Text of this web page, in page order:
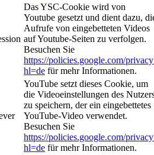
Das YSC-Cookie wird von
Youtube gesetzt und dient dazu,
Aufrufe von eingebetteten Videos
auf Youtube-Seiten zu verfolgen.
Besuchen Sie
https://policies.google.com/
hl=de für mehr Informationen.
YouTube setzt dieses Cookie, um
die Videoeinstellungen des
zu speichern, der ein eingebettetes
YouTube-Video verwendet.
Besuchen Sie
https://policies.google.com/
hl=de für mehr Informationen.